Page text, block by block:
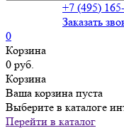
+7 (495)
Заказать
0
Корзина
0 руб.
Корзина
Ваша корзина пуста
Выберите в каталоге
Перейти в каталог